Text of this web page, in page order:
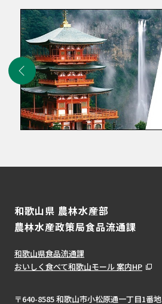
和歌山県 農林水産部
農林水産政策局食品流通課
和歌山県食品流通課
おいしく食べて和歌山モール 案内HP
〒640-8585 和歌山市小松原通一丁目1番地